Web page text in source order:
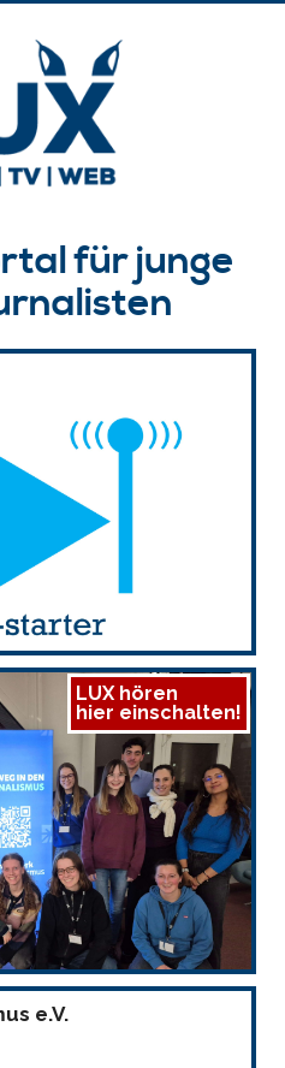
für junge
LUX hören
hier einschalten!
e.V.